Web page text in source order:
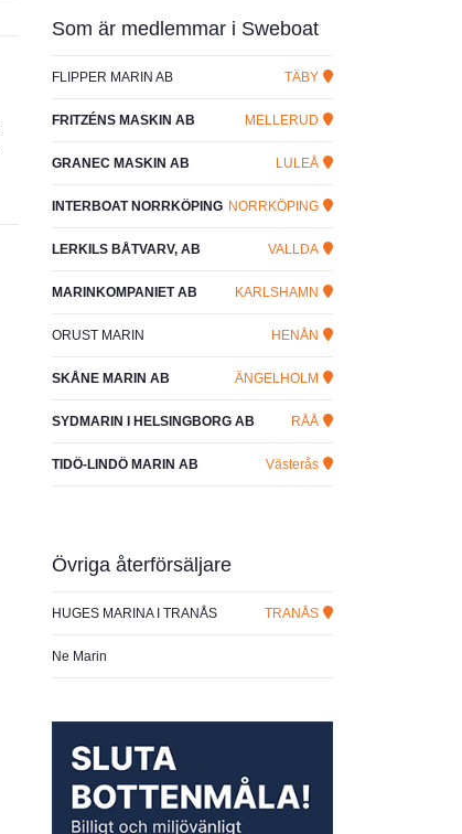
Som är medlemmar i Sweboat
FLIPPER MARIN AB TÄBY
FRITZÉNS MASKIN AB MELLERUD
GRANEC MASKIN AB LULEÅ
INTERBOAT NORRKÖPING NORRKÖPING
LERKILS BÅTVARV, AB VALLDA
MARINKOMPANIET AB KARLSHAMN
ORUST MARIN HENÅN
SKÅNE MARIN AB ÄNGELHOLM
SYDMARIN I HELSINGBORG AB RÅÅ
TIDÖ-LINDÖ MARIN AB Västerås
Övriga återförsäljare
HUGES MARINA I TRANÅS TRANÅS
Ne Marin